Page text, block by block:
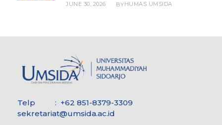
JUNE 30, 2026 BYHUMAS UMSIDA
Telp : +62 851-8379-3309
sekretariat@umsida.ac.id